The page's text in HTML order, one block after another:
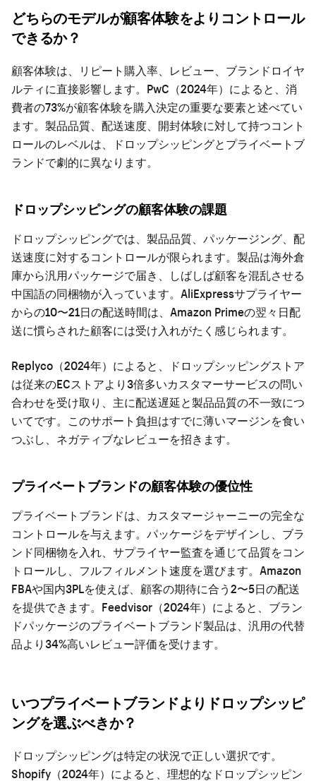
どちらのモデルが顧客体験をよりコントロール
できるか？
顧客体験は、リピート購入率、レビュー、ブランドロイヤ
ルティに直接影響します。PwC（2024年）によると、消
費者の73%が顧客体験を購入決定の重要な要素と述べてい
ます。製品品質、配送速度、開封体験に対して持つコント
ロールのレベルは、ドロップシッピングとプライベートブ
ランドで劇的に異なります。
ドロップシッピングの顧客体験の課題
ドロップシッピングでは、製品品質、パッケージング、配
送速度に対するコントロールが限られます。製品は海外倉
庫から汎用パッケージで届き、しばしば顧客を混乱させる
中国語の同梱物が入っています。AliExpressサプライヤー
からの10〜21日の配送時間は、Amazon Primeの翌々日配
送に慣らされた顧客には受け入れがたく感じられます。
Replyco（2024年）によると、ドロップシッピングストア
は従来のECストアより3倍多いカスタマーサービスの問い
合わせを受け取り、主に配送遅延と製品品質の不一致につ
いてです。このサポート負担はすでに薄いマージンを食い
つぶし、ネガティブなレビューを招きます。
プライベートブランドの顧客体験の優位性
プライベートブランドは、カスタマージャーニーの完全な
コントロールを与えます。パッケージをデザインし、ブラ
ンド同梱物を入れ、サプライヤー監査を通じて品質をコン
トロールし、フルフィルメント速度を選びます。Amazon
FBAや国内3PLを使えば、顧客の期待に合う2〜5日の配送
を提供できます。Feedvisor（2024年）によると、ブラン
ドパッケージのプライベートブランド製品は、汎用の代替
品より34%高いレビュー評価を受けます。
いつプライベートブランドよりドロップシッピ
ングを選ぶべきか？
ドロップシッピングは特定の状況で正しい選択です。
Shopify（2024年）によると、理想的なドロップシッピン